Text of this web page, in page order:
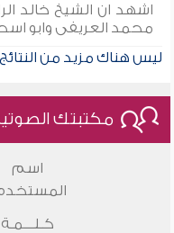
اشهد ان الشيخ خالد
محمد العريفى وابو
ليس هناك مزيد من النتائج
مكتبتك
اسم
كـلـــمـة